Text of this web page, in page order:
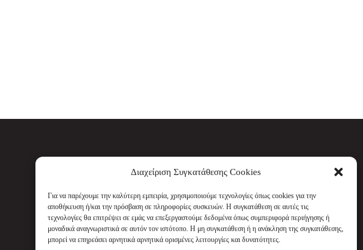
Διαχείριση Συγκατάθεσης Cookies
Για να παρέχουμε την καλύτερη εμπειρία, χρησιμοποιούμε τεχνολογίες όπως cookies για την
αποθήκευση ή/και την πρόσβαση σε πληροφορίες συσκευών. Η συγκατάθεση σε αυτές τις
τεχνολογίες θα επιτρέψει σε εμάς να επεξεργαστούμε δεδομένα όπως συμπεριφορά περιήγησης ή
μοναδικά αναγνωριστικά σε αυτόν τον ιστότοπο. Η μη συγκατάθεση ή η ανάκληση της συγκατάθεσης,
μπορεί να επηρεάσει αρνητικά αρνητικά ορισμένες λειτουργίες και δυνατότητες.
info@worldsports.gr